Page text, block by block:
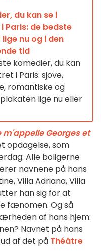
du kan se i
Paris: de bedste
nu og i den
tid
komedier, du kan
i Paris: sjove,
romantiske og
lige nu eller
m'appelle Georges et
opdagelse, som
Alle boligerne
navnene på hans
Villa Adriana, Villa
han sig for at
fænomen. Og så
af hans hjem:
Navnet på hans
af det på Théâtre